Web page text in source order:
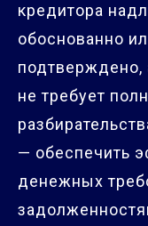
кредитора
обоснованно
подтверждено,
не требует
— обеспечить
денежных